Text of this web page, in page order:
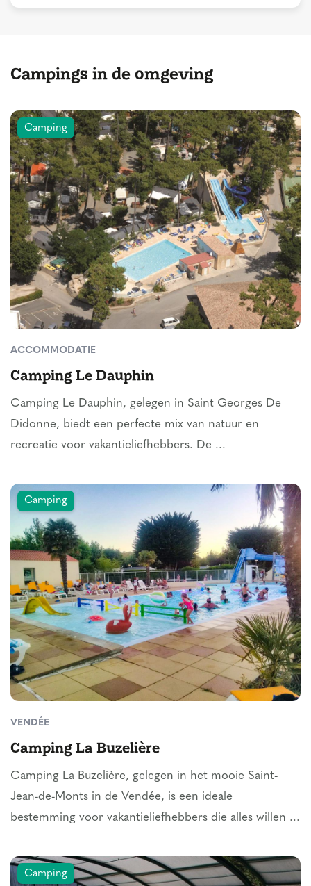
Campings in de omgeving
Camping
ACCOMMODATIE
Camping Le Dauphin
Camping Le Dauphin, gelegen in Saint Georges De
Didonne, biedt een perfecte mix van natuur en
recreatie voor vakantieliefhebbers. De ...
Camping
VENDÉE
Camping La Buzelière
Camping La Buzelière, gelegen in het mooie Saint-
Jean-de-Monts in de Vendée, is een ideale
bestemming voor vakantieliefhebbers die alles willen ...
Camping